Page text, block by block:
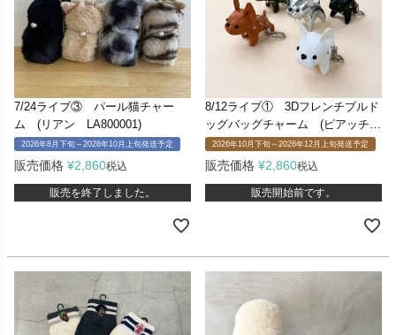
7/24ライブ③ パール猫チャー
ム (リアン LA800001)
2026年8月下旬～2026年10月上旬発送予定
販売価格 ¥2,860税込
販売を終了しました。
8/12ライブ① 3Dフレンチブルド
ッグバッグチャーム (ピアッチェ
ーレ Z0096)
2026年10月下旬～2026年12月上旬発送予定
販売価格 ¥2,860税込
販売開始前です。